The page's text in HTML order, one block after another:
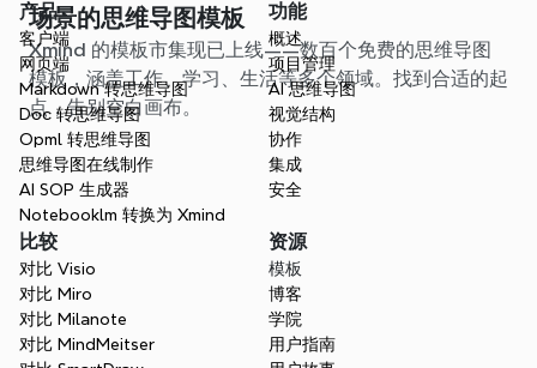
场景的思维导图模板
Xmind 的模板市集现已上线——数百个免费的思维导图
模板，涵盖工作、学习、生活等多个领域。找到合适的起
点，告别空白画布。
产品
客户端
网页端
Markdown 转思维导图
Doc 转思维导图
Opml 转思维导图
思维导图在线制作
AI SOP 生成器
Notebooklm 转换为 Xmind
功能
概述
项目管理
AI 思维导图
视觉结构
协作
集成
安全
比较
对比 Visio
对比 Miro
对比 Milanote
对比 MindMeitser
资源
模板
博客
学院
用户指南